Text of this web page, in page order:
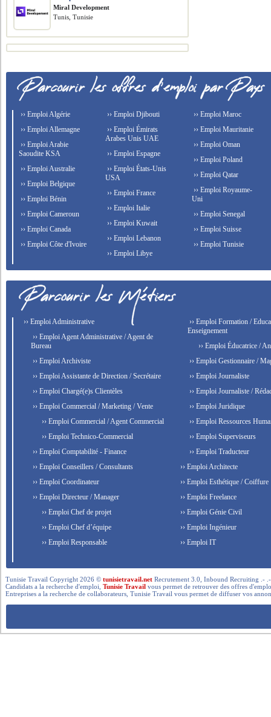
Miral Development
Tunis, Tunisie
›› Emploi Algérie
›› Emploi Allemagne
›› Emploi Arabie
Saoudite KSA
›› Emploi Australie
›› Emploi Belgique
›› Emploi Bénin
›› Emploi Cameroun
›› Emploi Canada
›› Emploi Côte d'Ivoire
›› Emploi Djibouti
›› Emploi Émirats
Arabes Unis UAE
›› Emploi Espagne
›› Emploi États-Unis
USA
›› Emploi France
›› Emploi Italie
›› Emploi Kuwait
›› Emploi Lebanon
›› Emploi Libye
›› Emploi Maroc
›› Emploi Mauritanie
›› Emploi Oman
›› Emploi Poland
›› Emploi Qatar
›› Emploi Royaume-
Uni
›› Emploi Senegal
›› Emploi Suisse
›› Emploi Tunisie
›› Emploi Administrative
›› Emploi Agent Administrative / Agent de
Bureau
›› Emploi Archiviste
›› Emploi Assistante de Direction / Secrétaire
›› Emploi Chargé(e)s Clientèles
›› Emploi Commercial / Marketing / Vente
›› Emploi Commercial / Agent Commercial
›› Emploi Technico-Commercial
›› Emploi Comptabilité - Finance
›› Emploi Conseillers / Consultants
›› Emploi Coordinateur
›› Emploi Directeur / Manager
›› Emploi Chef de projet
›› Emploi Chef d’équipe
›› Emploi Responsable
›› Emploi Formation /
Enseignement
›› Emploi Éducatrice /
›› Emploi Gestionnaire /
›› Emploi Journaliste
›› Emploi Journaliste /
›› Emploi Juridique
›› Emploi Ressources
›› Emploi Superviseurs
›› Emploi Traducteur
›› Emploi Architecte
›› Emploi Esthétique / Coiffure
›› Emploi Freelance
›› Emploi Génie Civil
›› Emploi Ingénieur
›› Emploi IT
Tunisie Travail Copyright 2026 ©tunisietravail.net Recrutement 3.0, Inbound Recruiting .-
Candidats a la recherche d'emploi,Tunisie Travail vous permet de retrouver des offres
Entreprises a la recherche de collaborateurs, Tunisie Travail vous permet de diffuser vos